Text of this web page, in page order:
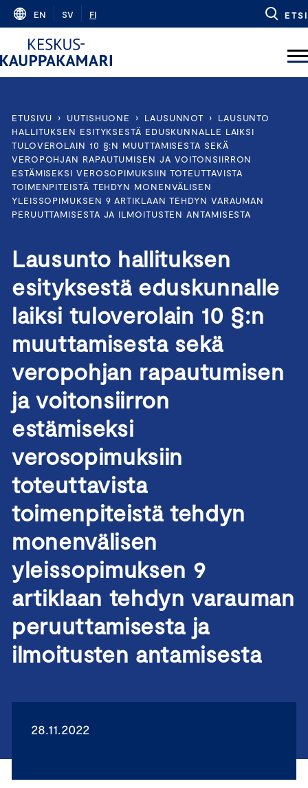
Skip
content
EN SV FI ETSI
ETUSIVU › UUTISHUONE › LAUSUNNOT ›
LAUSUNTO
HALLITUKSEN ESITYKSESTÄ EDUSKUNNALLE LAIKSI
TULOVEROLAIN 10 §:N MUUTTAMISESTA SEKÄ
VEROPOHJAN RAPAUTUMISEN JA VOITONSIIRRON
ESTÄMISEKSI VEROSOPIMUKSIIN TOTEUTTAVISTA
TOIMENPITEISTÄ TEHDYN MONENVÄLISEN
YLEISSOPIMUKSEN 9 ARTIKLAAN TEHDYN VARAUMAN
PERUUTTAMISESTA JA ILMOITUSTEN ANTAMISESTA
Lausunto hallituksen
esityksestä eduskunnalle
laiksi tuloverolain 10 §:n
muuttamisesta sekä
veropohjan rapautumisen
ja voitonsiirron
estämiseksi
verosopimuksiin
toteuttavista
toimenpiteistä tehdyn
monenvälisen
yleissopimuksen 9
artiklaan tehdyn varauman
peruuttamisesta ja
ilmoitusten antamisesta
28.11.2022